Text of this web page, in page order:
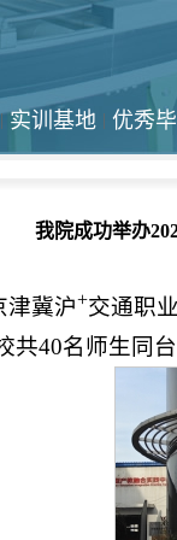
|实训基地 | 优秀
我院成功举办
津冀沪+交通职
共40名师生同